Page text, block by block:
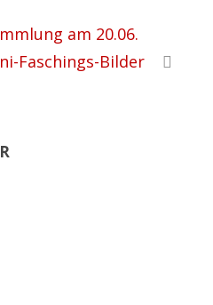
am 20.06.
Faschings-Bilder